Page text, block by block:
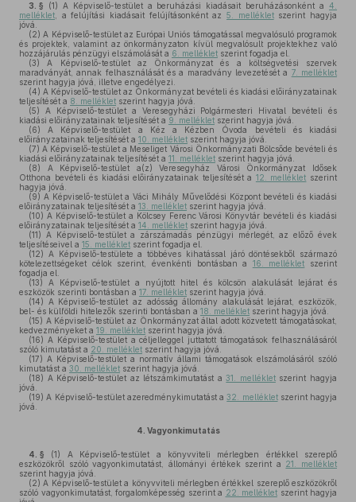
3. § (1) A Képviselő-testület a beruházási kiadásait beruházásonként a4.
melléklet , a felújítási kiadásait felújításonként az 5. mellékletszerint hagyja
jóvá.
(2) A Képviselő-testület az Európai Uniós támogatással megvalósuló programok
és projektek, valamint az önkormányzaton kívül megvalósult projektekhez való
hozzájárulás pénzügyi elszámolását a 6. melléklet szerint fogadja el.
(3) A Képviselő-testület az Önkormányzat és a költségvetési szervek
maradványát, annak felhasználását és a maradvány levezetését a 7. melléklet
szerint hagyja jóvá, illetve engedélyezi.
(4) A Képviselő-testület az Önkormányzat bevételi és kiadási előirányzatainak
teljesítését a 8. melléklet szerint hagyja jóvá.
(5) A Képviselő-testület a Veresegyházi Polgármesteri Hivatal bevételi és
kiadási előirányzatainak teljesítését a 9. melléklet szerint hagyja jóvá.
(6) A Képviselő-testület a Kéz a Kézben Óvoda bevételi és kiadási
előirányzatainak teljesítését a 10. melléklet szerint hagyja jóvá.
(7) A Képviselő-testület a Meseliget Városi Önkormányzati Bölcsőde bevételi és
kiadási előirányzatainak teljesítését a 11. melléklet szerint hagyja jóvá.
(8) A Képviselő-testület a(z) Veresegyház Városi Önkormányzat Idősek
Otthona bevételi és kiadási előirányzatainak teljesítését a 12. melléklet szerint
hagyja jóvá.
(9) A Képviselő-testület a Váci Mihály Művelődési Központ bevételi és kiadási
előirányzatainak teljesítését a 13. melléklet szerint hagyja jóvá.
(10) A Képviselő-testület a Kölcsey Ferenc Városi Könyvtár bevételi és kiadási
előirányzatainak teljesítését a 14. melléklet szerint hagyja jóvá.
(11) A Képviselő-testület a zárszámadás pénzügyi mérlegét, az előző évek
teljesítéseivel a 15. melléklet szerint fogadja el.
(12) A Képviselő-testülete a többéves kihatással járó döntésekből származó
kötelezettségeket célok szerint, évenkénti bontásban a 16. melléklet szerint
fogadja el.
(13) A Képviselő-testület a nyújtott hitel és kölcsön alakulását lejárat és
eszközök szerinti bontásban a 17. melléklet szerint hagyja jóvá.
(14) A Képviselő-testület az adósság állomány alakulását lejárat, eszközök,
bel- és külföldi hitelezők szerinti bontásban a 18. melléklet szerint hagyja jóvá.
(15) A Képviselő-testület az Önkormányzat által adott közvetett támogatásokat,
kedvezményeket a 19. melléklet szerint hagyja jóvá.
(16) A Képviselő-testület a céljelleggel juttatott támogatások felhasználásáról
szóló kimutatást a 20. melléklet szerint hagyja jóvá.
(17) A Képviselő-testület a normatív állami támogatások elszámolásáról szóló
kimutatást a 30. melléklet szerint hagyja jóvá.
(18) A Képviselő-testület az létszámkimutatást a31. mellékletszerint hagyja
jóvá.
(19) A Képviselő-testület azeredménykimutatást a32. mellékletszerint hagyja
jóvá.
4. Vagyonkimutatás
4. § (1)
A Képviselő-testület a könyvviteli mérlegben értékkel szereplő
eszközökről szóló vagyonkimutatást, állományi értékek szerint a 21. melléklet
szerint hagyja jóvá.
(2) A Képviselő-testület a könyvviteli mérlegben értékkel szereplő eszközökről
szóló vagyonkimutatást, forgalomképesség szerint a 22. melléklet szerint hagyja